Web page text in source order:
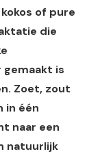
of pure
die
gemaakt is
Zoet, zout
in één
naar een
natuurlijk